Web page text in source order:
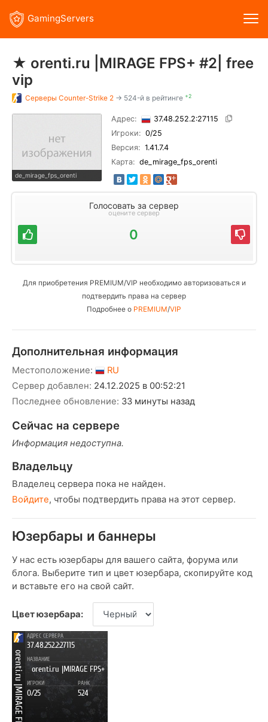
GamingServers
★ orenti.ru |MIRAGE FPS+ #2| free
vip
Серверы Counter-Strike 2 → 524-й в рейтинге +2
de_mirage_fps_orenti
Адрес:
37.48.252.2:27115
Игроки: 0/25
Версия: 1.41.7.4
Карта: de_mirage_fps_orenti
Голосовать за сервер
оцените сервер
0
Для приобретения PREMIUM/VIP необходимо авторизоваться и
подтвердить права на сервер
Подробнее о PREMIUM/VIP
Дополнительная информация
Местоположение:
RU
Сервер добавлен: 24.12.2025 в 00:52:21
Последнее обновление: 33 минуты назад
Сейчас на сервере
Информация недоступна.
Владельцу
Владелец сервера пока не найден.
Войдите, чтобы подтвердить права на этот сервер.
Юзербары и баннеры
У нас есть юзербары для вашего сайта, форума или
блога. Выберите тип и цвет юзербара, скопируйте код
и вставьте его на свой сайт.
Цвет юзербара: